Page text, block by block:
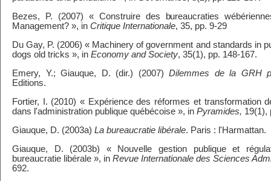
Bezes, P. (2007) « Construire des bureaucraties
Management? », in Critique Internationale, 35, pp. 9-29
Du Gay, P. (2006) « Machinery of government and standards in
dogs old tricks », in Economy and Society, 35(1), pp. 148-167.
Emery, Y.; Giauque, D. (dir.) (2007)Dilemmes de la GRH
Editions.
Fortier, I. (2010) « Expérience des réformes et transformation
dans l'administration publique québécoise », in Pyramides, 19(1),
Giauque, D. (2003a) La bureaucratie libérale. Paris : l'Harmattan.
Giauque, D. (2003b) « Nouvelle gestion publique et
bureaucratie libérale », in Revue Internationale des Sciences
692.